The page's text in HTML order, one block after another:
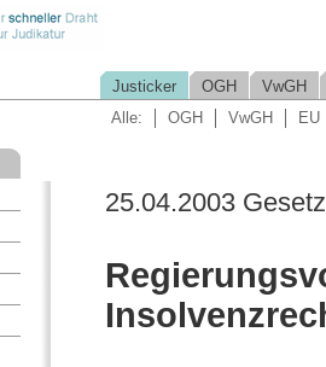
Justicker OGH
VwGH
Alle:
OGH VwGH EU
25.04.2003